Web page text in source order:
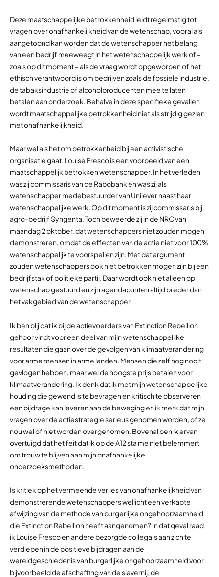
Deze maatschappelijke betrokkenheid leidt regelmatig tot
vragen over onafhankelijkheid van de wetenschap, vooral als
aangetoond kan worden dat de wetenschapper het belang
van een bedrijf meeweegt in het wetenschappelijk werk of –
zoals op dit moment – als de vraag wordt opgeworpen of het
ethisch verantwoord is om bedrijven zoals de fossiele industrie,
de tabaksindustrie of alcoholproducenten mee te laten
betalen aan onderzoek. Behalve in deze specifieke gevallen
wordt maatschappelijke betrokkenheid niet als strijdig gezien
met onafhankelijkheid.
Maar wel als het om betrokkenheid bij een activistische
organisatie gaat. Louise Fresco is een voorbeeld van een
maatschappelijk betrokken wetenschapper. In het verleden
was zij commissaris van de Rabobank en was zij als
wetenschapper medebestuurder van Unilever naast haar
wetenschappelijke werk. Op dit moment is zij commissaris bij
agro-bedrijf Syngenta. Toch beweerde zij in de NRC van
maandag 2 oktober, dat wetenschappers niet zouden mogen
demonstreren, omdat de effecten van de actie niet voor 100%
wetenschappelijk te voorspellen zijn. Met dat argument
zouden wetenschappers ook niet betrokken mogen zijn bij een
bedrijfstak of politieke partij. Daar wordt ook niet alleen op
wetenschap gestuurd en zijn agendapunten altijd breder dan
het vakgebied van de wetenschapper.
Ik ben blij dat ik bij de actievoerders van Extinction Rebellion
gehoor vindt voor een deel van mijn wetenschappelijke
resultaten die gaan over de gevolgen van klimaatverandering
voor arme mensen in arme landen. Mensen die zelf nog nooit
gevlogen hebben, maar wel de hoogste prijs betalen voor
klimaatverandering. Ik denk dat ik met mijn wetenschappelijke
houding die gewend is te bevragen en kritisch te observeren
een bijdrage kan leveren aan de beweging en ik merk dat mijn
vragen over de actiestrategie serieus genomen worden, of ze
nou wel of niet worden overgenomen. Bovenal ben ik ervan
overtuigd dat het feit dat ik op de A12 sta me niet belemmert
om trouw te blijven aan mijn onafhankelijke
onderzoeksmethoden.
Is kritiek op het vermeende verlies van onafhankelijkheid van
demonstrerende wetenschappers wellicht een verkapte
afwijzing van de methode van burgerlijke ongehoorzaamheid
die Extinction Rebellion heeft aangenomen? In dat geval raad
ik Louise Fresco en andere bezorgde collega’s aan zich te
verdiepen in de positieve bijdragen aan de
wereldgeschiedenis van burgerlijke ongehoorzaamheid voor
bijvoorbeeld de afschaffing van de slavernij, de